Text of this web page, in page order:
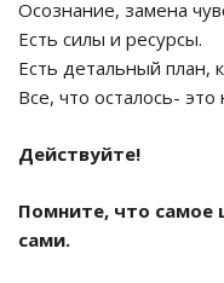
Осознание, замена
Есть силы и ресурсы.
Есть детальный план,
Все, что осталось-
Действуйте!
Помните, что самое
сами.